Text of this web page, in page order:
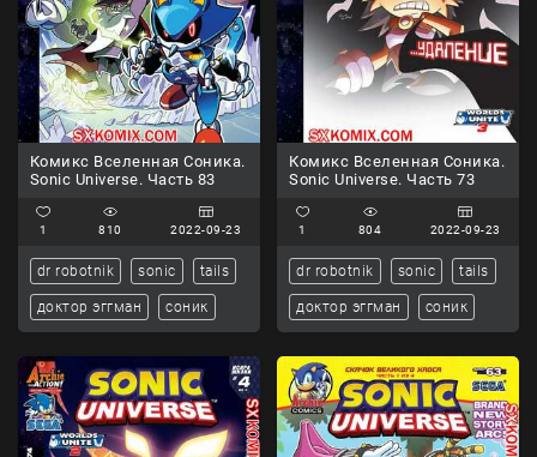
Комикс Вселенная Соника.
Sonic Universe. Часть 83
1 810 2022-09-23
dr robotnik sonic tails
доктор эггман соник
Комикс Вселенная Соника.
Sonic Universe. Часть 73
1 804 2022-09-23
dr robotnik sonic tails
доктор эггман соник